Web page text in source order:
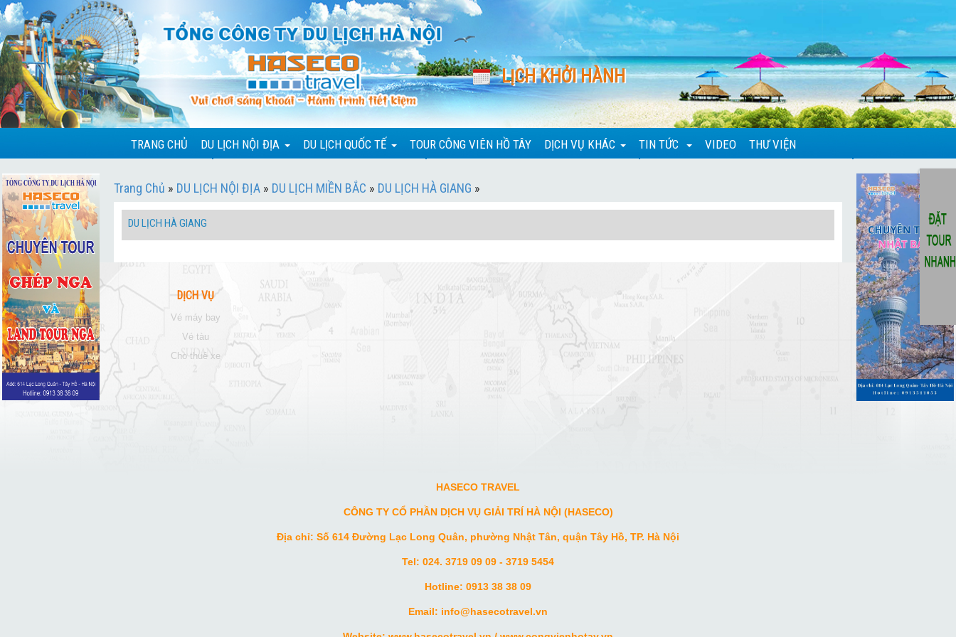
LỊCH KHỞI HÀNH
TRANG CHỦ DU LỊCH NỘI ĐỊA DU LỊCH QUỐC TẾ TOUR CÔNG VIÊN HỒ TÂY DỊCH VỤ KHÁC TIN TỨC VIDEO THƯ VIỆN
Trang Chủ » DU LỊCH NỘI ĐỊA » DU LỊCH MIỀN BẮC » DU LỊCH HÀ GIANG »
DU LỊCH HÀ GIANG
DỊCH VỤ
vé máy bay
vé tàu
cho thuê xe
HASECO TRAVEL
CÔNG TY CỔ PHẦN DỊCH VỤ GIẢI TRÍ HÀ NỘI (HASECO)
Địa chỉ: Số 614 Đường Lạc Long Quân, phường Nhật Tân, quận Tây Hồ, TP. Hà Nội
Tel: 024. 3719 09 09 - 3719 5454
Hotline: 0913 38 38 09
Email: info@hasecotravel.vn